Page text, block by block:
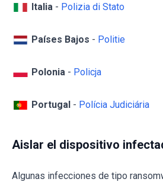
Italia - Polizia di Stato
Países Bajos - Politie
Polonia - Policja
Portugal - Polícia Judiciária
Aislar el dispositivo
Algunas infecciones de tipo